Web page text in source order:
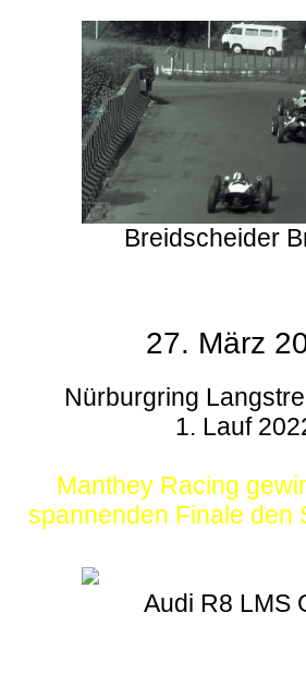
Breidscheider
27. März
Nürburgring
1. Lauf
Manthey Racing
spannenden Finale den
Audi R8 LMS